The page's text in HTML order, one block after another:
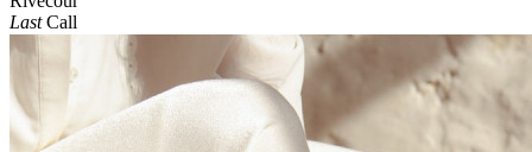
LastCall